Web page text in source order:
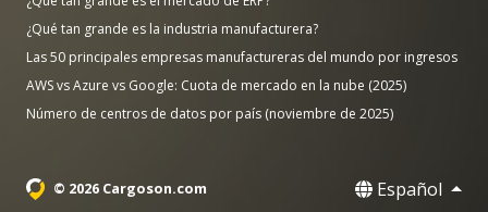
¿Qué tan grande es la industria manufacturera?
Las 50 principales empresas manufactureras del mundo por ingresos
AWS vs Azure vs Google: Cuota de mercado en la nube (2025)
Número de centros de datos por país (noviembre de 2025)
© 2026 Cargoson.com Español